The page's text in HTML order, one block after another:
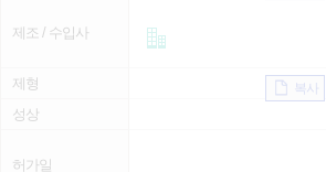
제조 / 수입사
제형 복사
성상
허가일